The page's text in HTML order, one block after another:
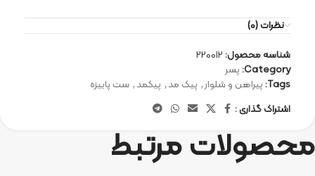
نظرات (0)
شناسه محصول:220012
Category: پسر
Tags: پیراهن و شلوار, پیک مد, پیکمد, ست پاییزه
اشتراک گذاری :
محصولات مرتبط